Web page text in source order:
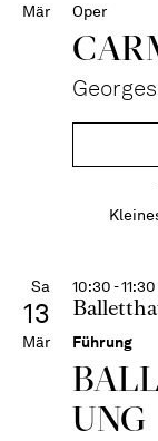
Mär Oper
Sa
13
Mär
10:30 - 11:30
Führung
UNG